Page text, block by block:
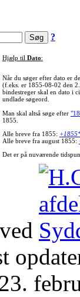
?
Hjælp til Dato:
Når du søger efter dato er
(f.eks. er 1855-08-02 den
bindestreger skal en dato i
undlade søgeord.
Man skal altså søge efter
1855.
Alle breve fra 1855:
Alle breve fra august 1855:
Det er på nuværende
ved